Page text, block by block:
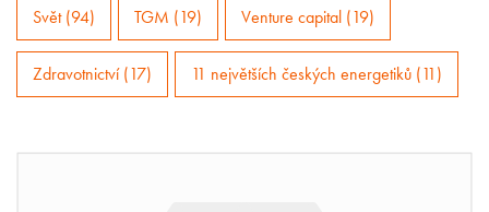
Svět (94) TGM (19) Venture capital (19)
Zdravotnictví (17) 11 největších českých energetiků (11)